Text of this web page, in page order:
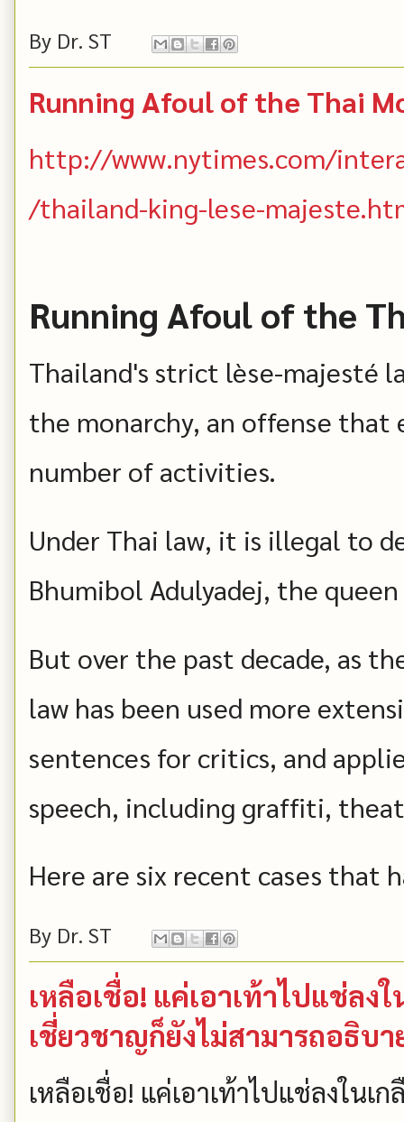
By Dr. ST
Running Afoul of the Thai
http://www.nytimes.com/
/thailand-king-lese-
Running Afoul of the
Thailand's strict lèse-majesté
the monarchy, an offense that
number of activities.
Under Thai law, it is illegal to
Bhumibol Adulyadej, the
But over the past decade, as
law has been used more
sentences for critics, and
speech, including graffiti,
Here are six recent cases that
By Dr. ST
เหลือเชื่อ! แค่เอาเท้าไปแช่ลง
เชี่ยวชาญก็ยังไม่สามารถอธิบา
เหลือเชื่อ! แค่เอาเท้าไปแช่ลงใน